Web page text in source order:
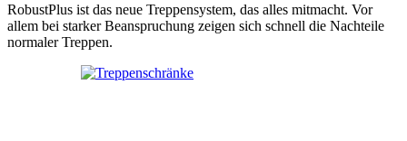
RobustPlus ist das neue Treppensystem, das alles mitmacht. Vor
allem bei starker Beanspruchung zeigen sich schnell die Nachteile
normaler Treppen.